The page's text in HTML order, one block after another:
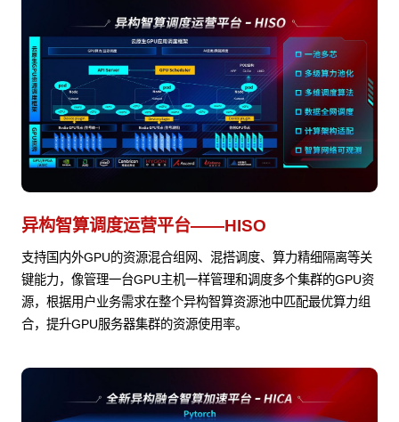
异构智算调度运营平台——HISO
支持国内外GPU的资源混合组网、混搭调度、算力精细隔离等关
键能力，像管理一台GPU主机一样管理和调度多个集群的GPU资
源，根据用户业务需求在整个异构智算资源池中匹配最优算力组
合，提升GPU服务器集群的资源使用率。